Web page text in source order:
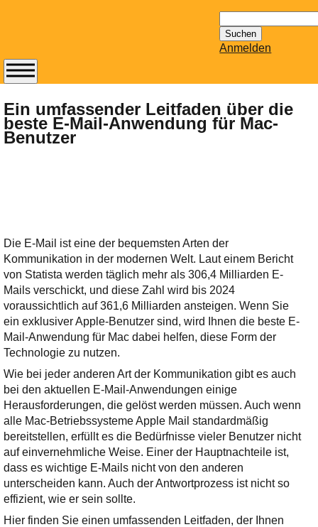
nach:
Anmelden
Ein umfassender Leitfaden über die
beste E-Mail-Anwendung für Mac-
Benutzer
Die E-Mail ist eine der bequemsten Arten der
Kommunikation in der modernen Welt. Laut einem Bericht
von Statista werden täglich mehr als 306,4 Milliarden E-
Mails verschickt, und diese Zahl wird bis 2024
voraussichtlich auf 361,6 Milliarden ansteigen. Wenn Sie
ein exklusiver Apple-Benutzer sind, wird Ihnen die beste E-
Mail-Anwendung für Mac dabei helfen, diese Form der
Technologie zu nutzen.
Wie bei jeder anderen Art der Kommunikation gibt es auch
bei den aktuellen E-Mail-Anwendungen einige
Herausforderungen, die gelöst werden müssen. Auch wenn
alle Mac-Betriebssysteme Apple Mail standardmäßig
bereitstellen, erfüllt es die Bedürfnisse vieler Benutzer nicht
auf einvernehmliche Weise. Einer der Hauptnachteile ist,
dass es wichtige E-Mails nicht von den anderen
unterscheiden kann. Auch der Antwortprozess ist nicht so
effizient, wie er sein sollte.
Hier finden Sie einen umfassenden Leitfaden, der Ihnen
Abonnieren Sie den
14-tägig
erscheinenden
Newsletter von
bereithält!
Wie z.B. Outlook,
GMail, Thunderbird
oder auch
KuNoMail, usw.
Ihre E-Mail
Adresse:
E-Mail
E-Mail bestätigen